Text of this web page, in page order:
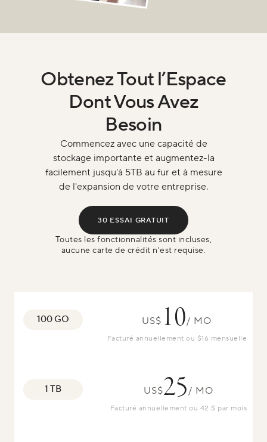
Obtenez Tout l’Espace
Dont Vous Avez
Besoin
Commencez avec une capacité de
stockage importante et augmentez-la
facilement jusqu'à 5TB au fur et à mesure
de l'expansion de votre entreprise.
30 ESSAI GRATUIT
Toutes les fonctionnalités sont incluses,
aucune carte de crédit n'est requise.
100 GO US$ 10/ MO
Facturé annuellement ou $16 mensuelle
1 TB US$25 / MO
Facturé annuellement ou 42 $ par mois